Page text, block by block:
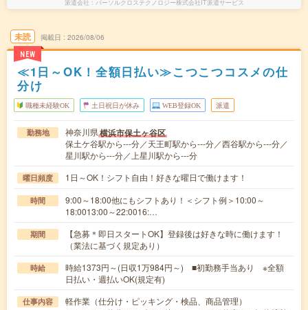
派遣会社 パーソルクロステクノロジー株式会社IT派遣サービス
未読
NEW
掲載日 2026/08/06
≪1日～OK！全額日払い≫こつこつコスメの仕
分け
職種未経験OK 土日祝日が休み WEB登録OK 派遣
勤務地 神奈川県横浜市保土ヶ谷区
保土ケ谷駅から---分／天王町駅から---分／西谷駅から---分／
星川駅から---分／上星川駅から---分
曜日頻度 1日～OK！シフト自由！好きな曜日で働けます！
時間
9:00～18:00他にもシフトあり！＜シフト例＞10:00～
18:0013:00～22:0016:…
期間
【急募＊即日スタートOK】登録後は好きな時に働けます！
（業法に基づく規定あり）
時給
時給1373円～(日収1万984円～) ■初勤務手当あり ※全額
日払い・週払いOK(規定有)
仕事内容
軽作業（仕分け・ピッキング・検品、商品管理）